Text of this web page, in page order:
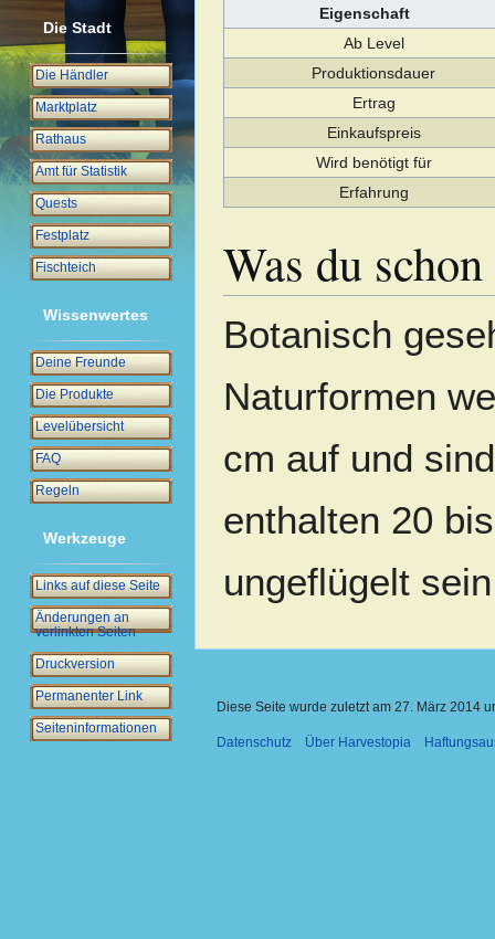
Eigenschaft
Ab Level
Produktionsdauer
Ertrag
Einkaufspreis
Wird benötigt für
Erfahrung
Was du
Botanisch
Naturformen
cm auf und
enthalten 20
ungeflügelt
Die Stadt
Die Händler
Marktplatz
Rathaus
Amt für Statistik
Quests
Festplatz
Fischteich
Wissenwertes
Deine Freunde
Die Produkte
Levelübersicht
FAQ
Regeln
Werkzeuge
Links auf diese Seite
Änderungen an
verlinkten Seiten
Druckversion
Permanenter Link
Seiten­­informationen
Diese Seite wurde zuletzt am 27. März 2014
Datenschutz Über Harvestopia